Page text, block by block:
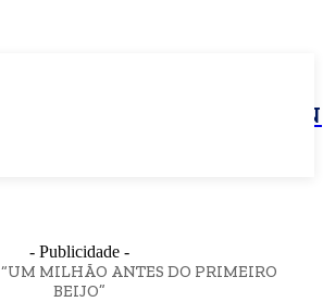
JBN
- Publicidade -
“UM MILHÃO ANTES DO PRIMEIRO
BEIJO”